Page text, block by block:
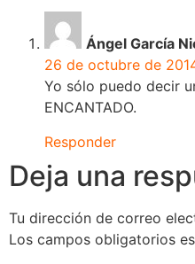
Ángel García
26 de octubre de
Yo sólo puedo decir
ENCANTADO.
Responder
Deja una
Tu dirección de correo
Los campos obligatorios